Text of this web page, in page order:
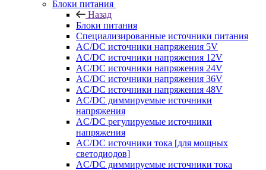
Блоки питания
Назад
Блоки питания
Специализированные источники питания
AC/DC источники напряжения 5V
AC/DC источники напряжения 12V
AC/DC источники напряжения 24V
AC/DC источники напряжения 36V
AC/DC источники напряжения 48V
AC/DC диммируемые источники
напряжения
AC/DC регулируемые источники
напряжения
AC/DC источники тока [для мощных
светодиодов]
AC/DC диммируемые источники тока